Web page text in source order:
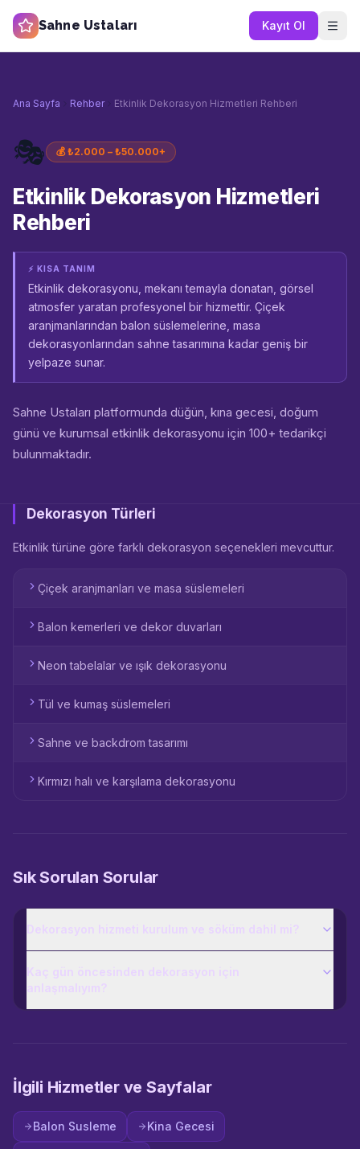
Sahne Ustaları Kayıt Ol
Ana Sayfa Rehber Etkinlik Dekorasyon Hizmetleri Rehberi
🎭 💰₺2.000 – ₺50.000+
Etkinlik Dekorasyon Hizmetleri
Rehberi
⚡ KISA TANIM
Etkinlik dekorasyonu, mekanı temayla donatan, görsel
atmosfer yaratan profesyonel bir hizmettir. Çiçek
aranjmanlarından balon süslemelerine, masa
dekorasyonlarından sahne tasarımına kadar geniş bir
yelpaze sunar.
Sahne Ustaları platformunda düğün, kına gecesi, doğum
günü ve kurumsal etkinlik dekorasyonu için 100+ tedarikçi
bulunmaktadır.
Dekorasyon Türleri
Etkinlik türüne göre farklı dekorasyon seçenekleri mevcuttur.
Çiçek aranjmanları ve masa süslemeleri
Balon kemerleri ve dekor duvarları
Neon tabelalar ve ışık dekorasyonu
Tül ve kumaş süslemeleri
Sahne ve backdrom tasarımı
Kırmızı halı ve karşılama dekorasyonu
Sık Sorulan Sorular
Dekorasyon hizmeti kurulum ve söküm dahil mi?
Kaç gün öncesinden dekorasyon için
anlaşmalıyım?
İlgili Hizmetler ve Sayfalar
Balon Susleme Kina Gecesi